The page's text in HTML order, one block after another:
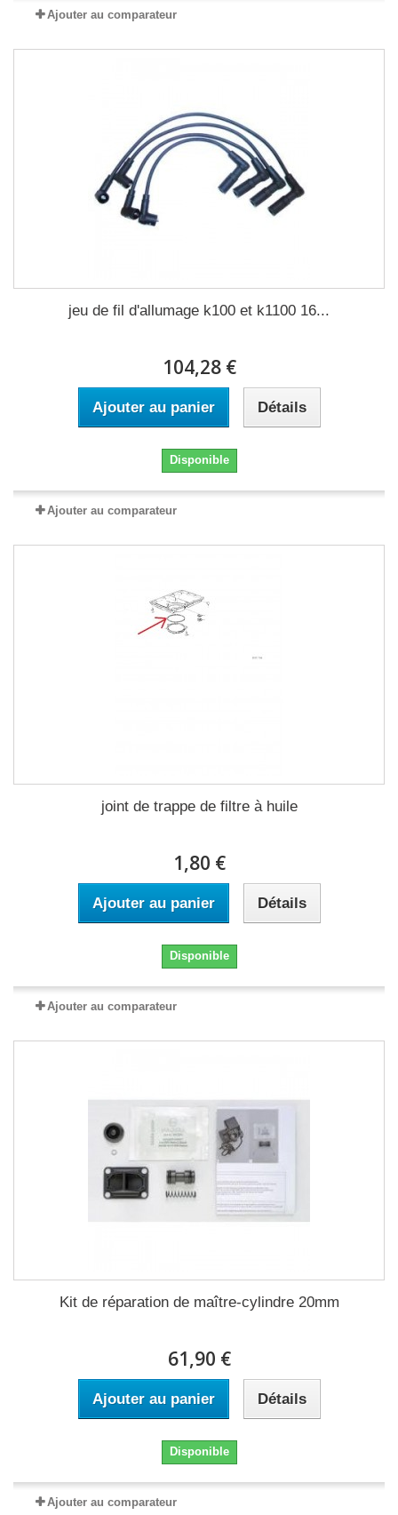
Ajouter au comparateur
jeu de fil d'allumage k100 et k1100 16...
104,28 €
Ajouter au panier Détails
Disponible
Ajouter au comparateur
joint de trappe de filtre à huile
1,80 €
Ajouter au panier Détails
Disponible
Ajouter au comparateur
Kit de réparation de maître-cylindre 20mm
61,90 €
Ajouter au panier Détails
Disponible
Ajouter au comparateur